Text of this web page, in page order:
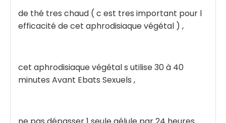
de thé tres chaud ( c est tres important pour l
efficacité de cet aphrodisiaque végétal ) ,
cet aphrodisiaque végétal s utilise 30 à 40
minutes Avant Ebats Sexuels ,